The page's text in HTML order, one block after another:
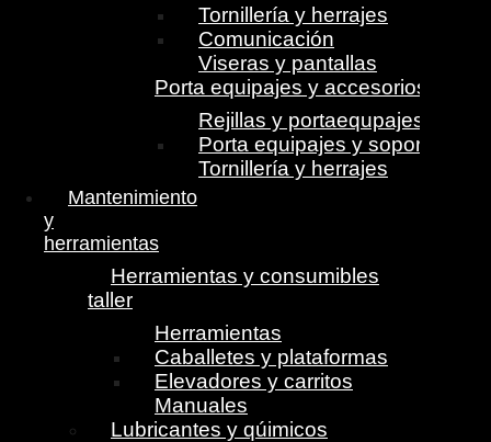
Tornillería y herrajes
Comunicación
Viseras y pantallas
Porta equipajes y accesorios
Rejillas y portaequpajes
Porta equipajes y soportes
Tornillería y herrajes
Mantenimiento
y
herramientas
Herramientas y consumibles
taller
Herramientas
Caballetes y plataformas
Elevadores y carritos
Manuales
Lubricantes y qúimicos